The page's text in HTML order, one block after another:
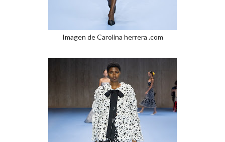
Imagen de Carolina herrera .com